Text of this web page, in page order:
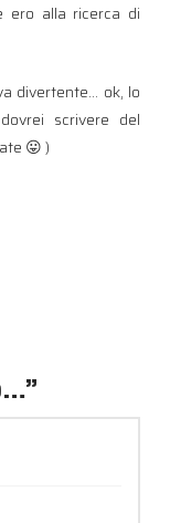
ero alla ricerca di
divertente… ok, lo
scrivere del
😛 )